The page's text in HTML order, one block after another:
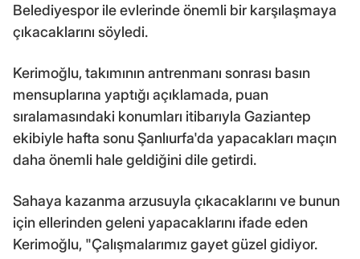
Belediyespor ile evlerinde önemli bir karşılaşmaya
çıkacaklarını söyledi.
Kerimoğlu, takımının antrenmanı sonrası basın
mensuplarına yaptığı açıklamada, puan
sıralamasındaki konumları itibarıyla Gaziantep
ekibiyle hafta sonu Şanlıurfa'da yapacakları maçın
daha önemli hale geldiğini dile getirdi.
Sahaya kazanma arzusuyla çıkacaklarını ve bunun
için ellerinden geleni yapacaklarını ifade eden
Kerimoğlu, "Çalışmalarımız gayet güzel gidiyor.